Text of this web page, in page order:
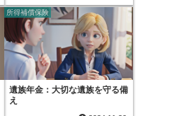
所得補償保険
遺族年金：大切な遺族を守る備
え